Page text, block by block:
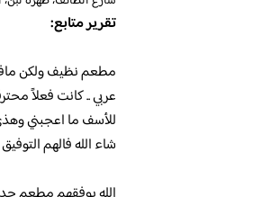
تقرير متابع:
مطعم نظيف ولكن
عربي .. كانت فعلاً
للأسف ما اعجبني
شاء الله فالهم التوفيق